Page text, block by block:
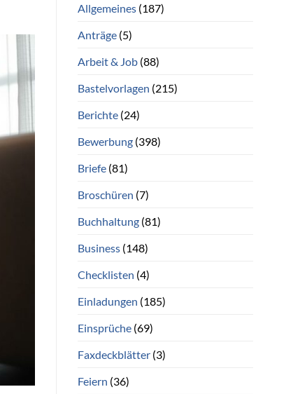
Allgemeines(187)
Anträge(5)
Arbeit & Job(88)
Bastelvorlagen (215)
Berichte(24)
Bewerbung(398)
Briefe(81)
Broschüren (7)
Buchhaltung(81)
Business(148)
Checklisten (4)
Einladungen (185)
Einsprüche(69)
Faxdeckblätter(3)
Feiern (36)